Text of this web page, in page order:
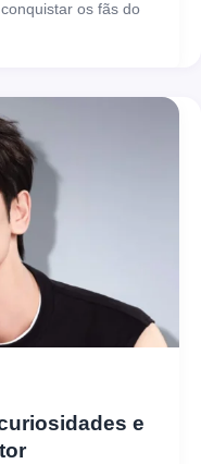
os fãs do
e